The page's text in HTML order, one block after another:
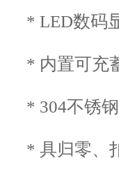
* LED数码显
* 内置可充蓄
* 304不锈钢
* 具归零、扣